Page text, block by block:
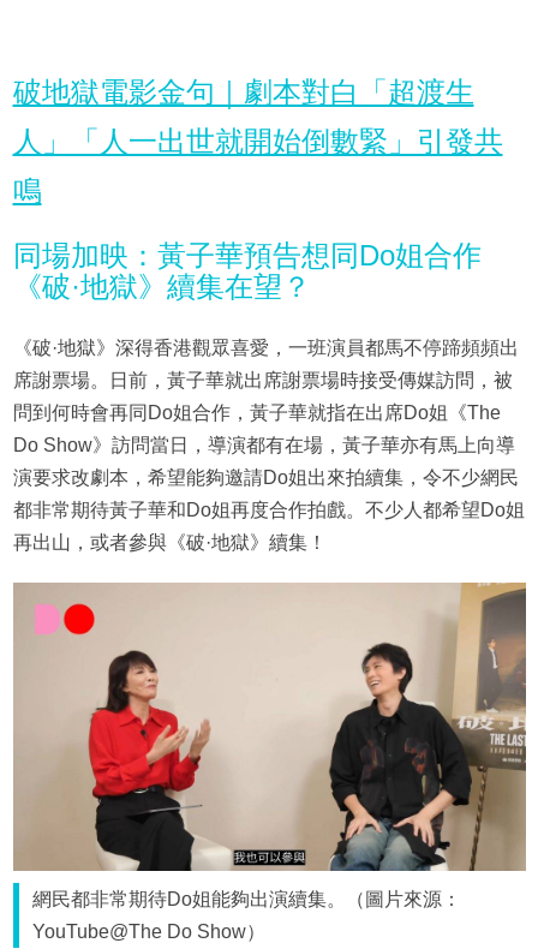
破地獄電影金句｜劇本對白「超渡生
人」「人一出世就開始倒數緊」引發共
鳴
同場加映：黃子華預告想同Do姐合作
《破·地獄》續集在望？
《破·地獄》深得香港觀眾喜愛，一班演員都馬不停蹄頻頻出
席謝票場。日前，黃子華就出席謝票場時接受傳媒訪問，被
問到何時會再同Do姐合作，黃子華就指在出席Do姐《The
Do Show》訪問當日，導演都有在場，黃子華亦有馬上向導
演要求改劇本，希望能夠邀請Do姐出來拍續集，令不少網民
都非常期待黃子華和Do姐再度合作拍戲。不少人都希望Do姐
再出山，或者參與《破·地獄》續集！
網民都非常期待Do姐能夠出演續集。（圖片來源：
YouTube@The Do Show）